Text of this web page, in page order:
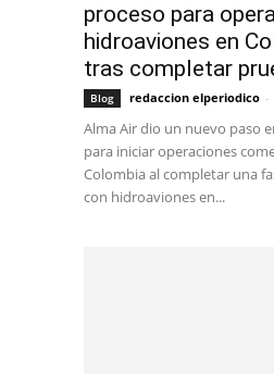
proceso para
hidroaviones en
tras completar
Blog redaccion elperiodico -
Alma Air dio un nuevo paso
para iniciar operaciones
Colombia al completar una
con hidroaviones en...